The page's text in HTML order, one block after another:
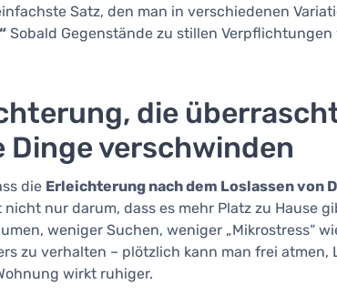
Satz, den man in verschiedenen
Sobald Gegenstände zu stillen
die
Dinge verschwinden
die Erleichterung nach dem Loslassen von
nur darum, dass es mehr Platz zu Hause
weniger Suchen, weniger „Mikrostress“
zu verhalten – plötzlich kann man frei
wirkt ruhiger.